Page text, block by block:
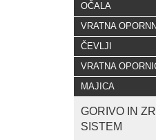
OČALA
VRATNA
ČEVLJI
VRATNA
MAJICA
GORIVO IN
SISTEM